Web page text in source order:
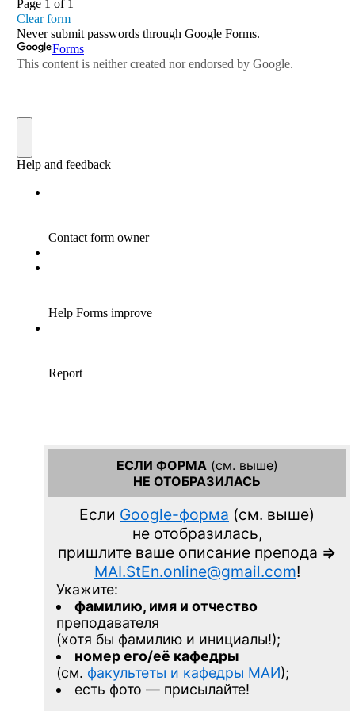
ЕСЛИ ФОРМА (см. выше)
НЕ ОТОБРАЗИЛАСЬ
Если Google-форма (см. выше)
не отобразилась,
пришлите ваше описание препода =>
MAI.StEn.online@gmail.com!
Укажите:
фамилию, имя и отчество
преподавателя
(хотя бы фамилию и инициалы!);
номер его/её кафедры
(см. факультеты и кафедры МАИ);
есть фото — присылайте!